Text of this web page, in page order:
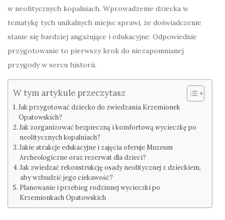
w neolitycznych kopalniach. Wprowadzenie dziecka w
tematykę tych unikalnych miejsc sprawi, że doświadczenie
stanie się bardziej angażujące i edukacyjne. Odpowiednie
przygotowanie to pierwszy krok do niezapomnianej
przygody w sercu historii.
W tym artykule przeczytasz
Jak przygotować dziecko do zwiedzania Krzemionek
Opatowskich?
Jak zorganizować bezpieczną i komfortową wycieczkę po
neolitycznych kopalniach?
Jakie atrakcje edukacyjne i zajęcia oferuje Muzeum
Archeologiczne oraz rezerwat dla dzieci?
Jak zwiedzać rekonstrukcję osady neolitycznej z dzieckiem,
aby wzbudzić jego ciekawość?
Planowanie i przebieg rodzinnej wycieczki po
Krzemionkach Opatowskich